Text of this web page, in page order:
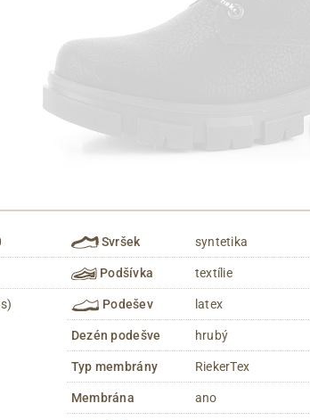
Svršek syntetika
Podšívka textílie
Podešev latex
Dezén podešve hrubý
Typ membrány RiekerTex
Membrána ano